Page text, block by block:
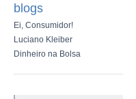
blogs
Ei, Consumidor!
Luciano Kleiber
Dinheiro na Bolsa